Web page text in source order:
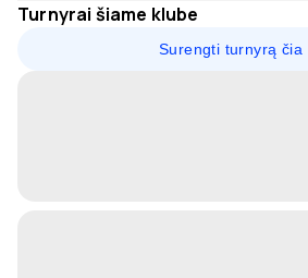
Turnyrai šiame klube
Surengti turnyrą čia